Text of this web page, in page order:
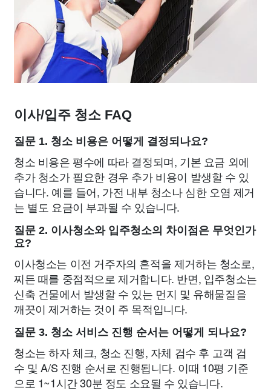
이사/입주 청소 FAQ
질문 1. 청소 비용은 어떻게 결정되나요?
청소 비용은 평수에 따라 결정되며, 기본 요금 외에
추가 청소가 필요한 경우 추가 비용이 발생할 수 있
습니다. 예를 들어, 가전 내부 청소나 심한 오염 제거
는 별도 요금이 부과될 수 있습니다.
질문 2. 이사청소와 입주청소의 차이점은 무엇인가
요?
이사청소는 이전 거주자의 흔적을 제거하는 청소로,
찌든 때를 중점적으로 제거합니다. 반면, 입주청소는
신축 건물에서 발생할 수 있는 먼지 및 유해물질을
깨끗이 제거하는 것이 주 목적입니다.
질문 3. 청소 서비스 진행 순서는 어떻게 되나요?
청소는 하자 체크, 청소 진행, 자체 검수 후 고객 검
수 및 A/S 진행 순서로 진행됩니다. 이때 10평 기준
으로 1~1시간 30분 정도 소요될 수 있습니다.